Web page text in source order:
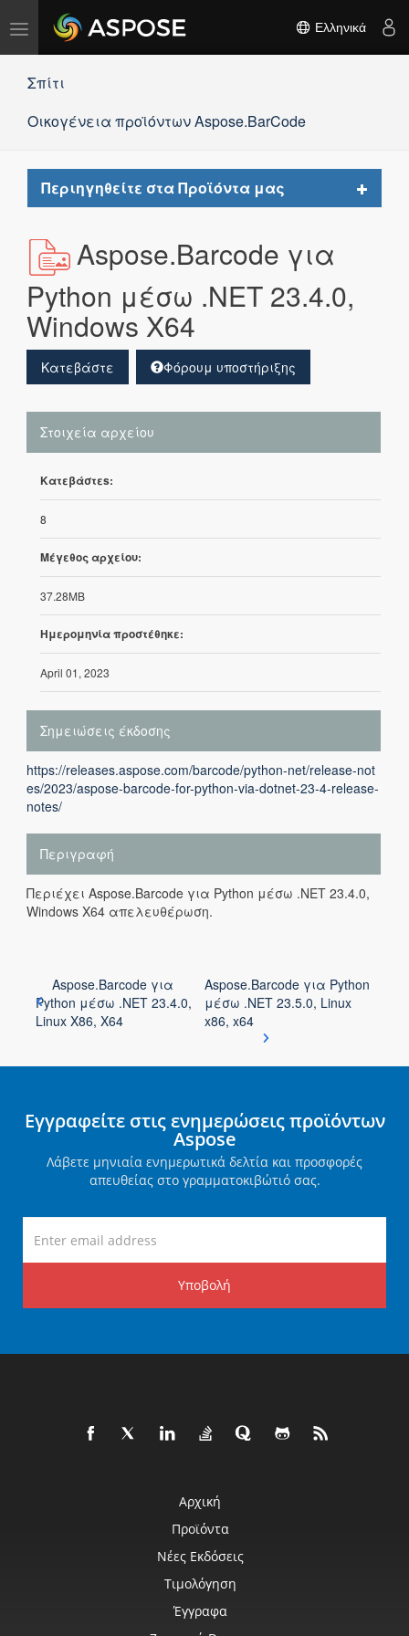
Εναλλαγή
πλοήγησης
Ελληνικά
Σπίτι
Οικογένεια προϊόντων Aspose.BarCode
Περιηγηθείτε στα Προϊόντα μας
Toggle
Aspose.Barcode για
Python μέσω .NET 23.4.0,
Windows X64
Κατεβάστε Φόρουμ υποστήριξης
Στοιχεία αρχείου
Κατεβάστεs:
8
Μέγεθος αρχείου:
37.28MB
Ημερομηνία προστέθηκε:
April 01, 2023
Σημειώσεις έκδοσης
https://releases.aspose.com/barcode/python-net/release-not
es/2023/aspose-barcode-for-python-via-dotnet-23-4-release-
notes/
Περιγραφή
Περιέχει Aspose.Barcode για Python μέσω .NET 23.4.0,
Windows X64 απελευθέρωση.
Aspose.Barcode για
Python μέσω .NET 23.4.0,
Linux X86, X64
Aspose.Barcode για Python
μέσω .NET 23.5.0, Linux
x86, x64
Εγγραφείτε στις ενημερώσεις προϊόντων
Aspose
Λάβετε μηνιαία ενημερωτικά δελτία και προσφορές
απευθείας στο γραμματοκιβώτιό σας.
Υποβολή
Αρχική
Προϊόντα
Νέες Εκδόσεις
Τιμολόγηση
Έγγραφα